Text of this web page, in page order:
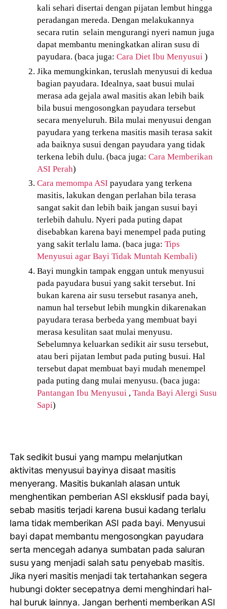
kali sehari disertai dengan pijatan lembut hingga
peradangan mereda. Dengan melakukannya
secara rutin selain mengurangi nyeri namun juga
dapat membantu meningkatkan aliran susu di
payudara. (baca juga: Cara Diet Ibu Menyusui )
Jika memungkinkan, teruslah menyusui di kedua
bagian payudara. Idealnya, saat busui mulai
merasa ada gejala awal masitis akan lebih baik
bila busui mengosongkan payudara tersebut
secara menyeluruh. Bila mulai menyusui dengan
payudara yang terkena masitis masih terasa sakit
ada baiknya susui dengan payudara yang tidak
terkena lebih dulu. (baca juga: Cara Memberikan
ASI Perah)
Cara memompa ASI payudara yang terkena
masitis, lakukan dengan perlahan bila terasa
sangat sakit dan lebih baik jangan susui bayi
terlebih dahulu. Nyeri pada puting dapat
disebabkan karena bayi menempel pada puting
yang sakit terlalu lama. (baca juga: Tips
Menyusui agar Bayi Tidak Muntah Kembali)
Bayi mungkin tampak enggan untuk menyusui
pada payudara busui yang sakit tersebut. Ini
bukan karena air susu tersebut rasanya aneh,
namun hal tersebut lebih mungkin dikarenakan
payudara terasa berbeda yang membuat bayi
merasa kesulitan saat mulai menyusu.
Sebelumnya keluarkan sedikit air susu tersebut,
atau beri pijatan lembut pada puting busui. Hal
tersebut dapat membuat bayi mudah menempel
pada puting dang mulai menyusu. (baca juga:
Pantangan Ibu Menyusui, Tanda Bayi Alergi Susu
Sapi)
Tak sedikit busui yang mampu melanjutkan
aktivitas menyusui bayinya disaat masitis
menyerang. Masitis bukanlah alasan untuk
menghentikan pemberian ASI eksklusif pada bayi,
sebab masitis terjadi karena busui kadang terlalu
lama tidak memberikan ASI pada bayi. Menyusui
bayi dapat membantu mengosongkan payudara
serta mencegah adanya sumbatan pada saluran
susu yang menjadi salah satu penyebab masitis.
Jika nyeri masitis menjadi tak tertahankan segera
hubungi dokter secepatnya demi menghindari hal-
hal buruk lainnya. Jangan berhenti memberikan ASI